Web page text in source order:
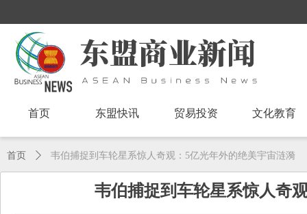
首页 东盟快讯 贸易投资 文化教育
首页 ꄲ 韦伯捕捉到车轮星系惊人奇观：5亿光年外的绝美宇宙涟漪
韦伯捕捉到车轮星系惊人奇